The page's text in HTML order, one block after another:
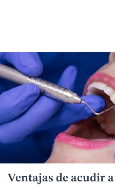
Ventajas de acudir